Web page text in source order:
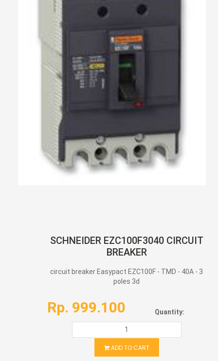
SCHNEIDER EZC100F3040 CIRCUIT
BREAKER
circuit breaker Easypact EZC100F - TMD - 40A - 3
poles 3d
Rp. 999.100 Quantity:
ADD TO CART